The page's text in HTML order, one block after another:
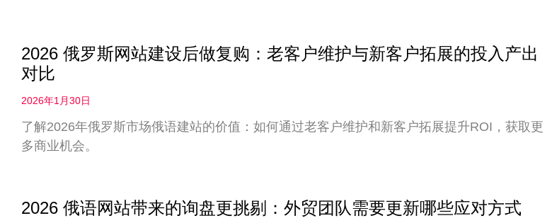
2026 俄罗斯网站建设后做复购：老客户维护与新客户拓展的投入产出
对比
2026年1月30日
了解2026年俄罗斯市场俄语建站的价值：如何通过老客户维护和新客户拓展提升ROI，获取更
多商业机会。
2026 俄语网站带来的询盘更挑剔：外贸团队需要更新哪些应对方式